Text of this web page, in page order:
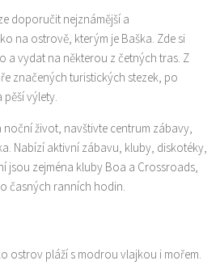
doporučit nejznámější a
na ostrově, kterým je Baška. Zde si
a vydat na některou z četných tras. Z
značených turistických stezek, po
pěší výlety.
život, navštivte centrum zábavy,
Nabízí aktivní zábavu, kluby, diskotéky,
jsou zejména kluby Boa a Crossroads,
časných ranních hodin.
ostrov pláží s modrou vlajkou i mořem.